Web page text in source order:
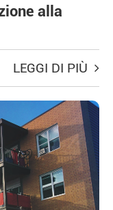
alla
LEGGI DI PIÙ